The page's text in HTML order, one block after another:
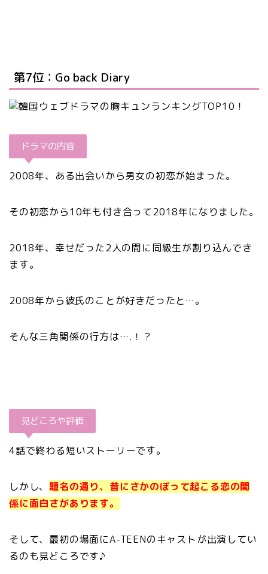
第7位：Go back Diary
ドラマの内容
2008年、ある出会いから男女の初恋が始まった。
その初恋から10年も付き合って2018年になりました。
2018年、幸せだった2人の間に同級生が割り込んでき
ます。
2008年から彼氏のことが好きだったと…。
そんな三角関係の行方は….！？
見どころや評価
4話で終わる短いストーリーです。
しかし、題名の通り、昔にさかのぼって起こる恋の関
係に面白さがあります。
そして、最初の場面にA-TEENのキャストが出演してい
るのも見どころです♪